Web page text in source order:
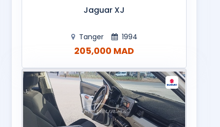
Jaguar XJ
Tanger 1994
205,000 MAD